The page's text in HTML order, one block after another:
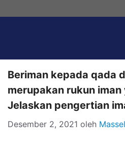
Beriman kepada qada
merupakan rukun iman
Jelaskan pengertian
Desember 2, 2021 oleh